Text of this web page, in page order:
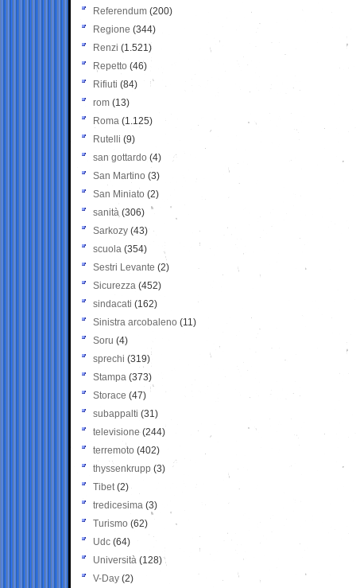
Referendum (200)
Regione (344)
Renzi (1.521)
Repetto (46)
Rifiuti (84)
rom (13)
Roma (1.125)
Rutelli (9)
san gottardo (4)
San Martino (3)
San Miniato (2)
sanità (306)
Sarkozy (43)
scuola (354)
Sestri Levante (2)
Sicurezza (452)
sindacati (162)
Sinistra arcobaleno (11)
Soru (4)
sprechi (319)
Stampa (373)
Storace (47)
subappalti (31)
televisione(244)
terremoto (402)
thyssenkrupp (3)
Tibet(2)
tredicesima (3)
Turismo (62)
Udc (64)
Università (128)
V-Day (2)